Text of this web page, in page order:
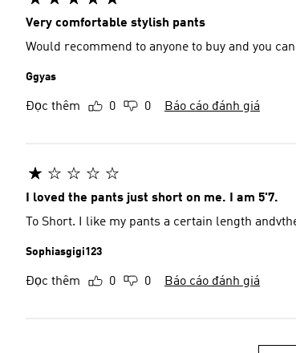
Very comfortable stylish pants
Would recommend to anyone to buy and you
Ggyas
Đọc thêm 0 0 Báo cáo đánh giá
I loved the pants just short on me. I am 5'7.
To Short. I like my pants a certain length
Sophiasgigi123
Đọc thêm 0 0 Báo cáo đánh giá